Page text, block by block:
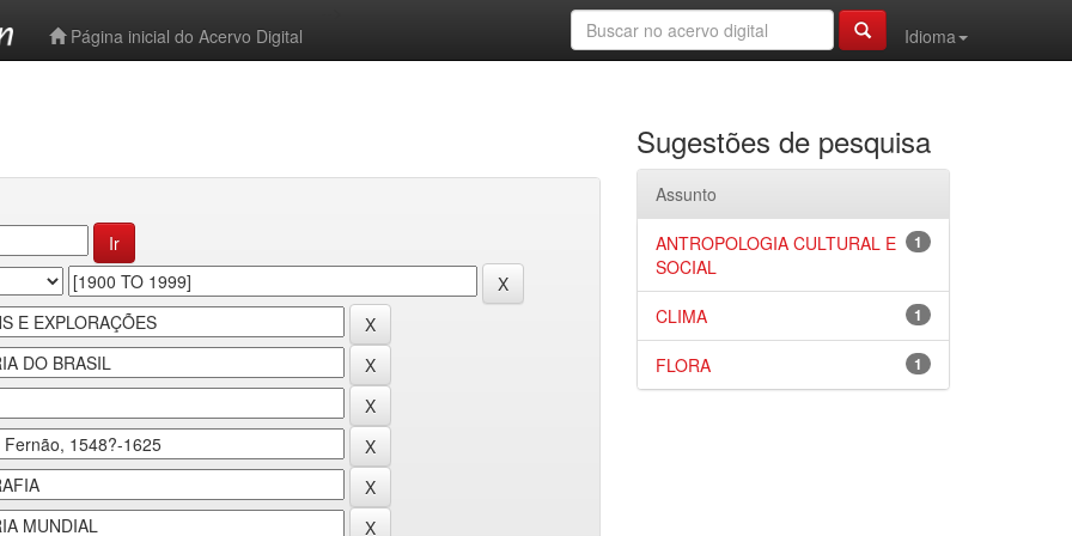
Página inicial do Acervo Digital
Idioma
Sugestões de pesquisa
Assunto
1
ANTROPOLOGIA CULTURAL E
SOCIAL
1
CLIMA
1
FLORA